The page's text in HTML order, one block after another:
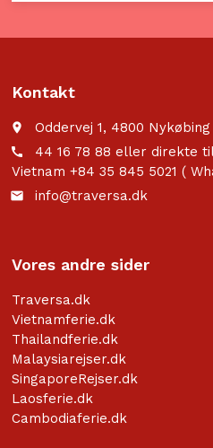
Kontakt
place Oddervej 1, 4800 Nykøbing
call
44 16 78 88 eller direkte
Vietnam +84 35 845 5021 (
email info@traversa.dk
Vores andre sider
Traversa.dk
Vietnamferie.dk
Thailandferie.dk
Malaysiarejser.dk
SingaporeRejser.dk
Laosferie.dk
Cambodiaferie.dk